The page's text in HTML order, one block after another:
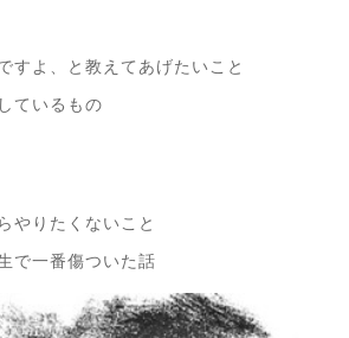
すよ、と教えてあげたいこと
ているもの
やりたくないこと
で一番傷ついた話